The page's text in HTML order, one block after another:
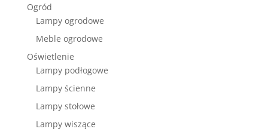
Ogród
Lampy ogrodowe
Meble ogrodowe
Oświetlenie
Lampy podłogowe
Lampy ścienne
Lampy stołowe
Lampy wiszące